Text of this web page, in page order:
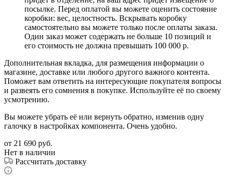
посылке. Перед оплатой вы можете оценить состояние
коробки: вес, целостность. Вскрывать коробку
самостоятельно вы можете только после оплаты заказа.
Один заказ может содержать не больше 10 позиций и
его стоимость не должна превышать 100 000 р.
Дополнительная вкладка, для размещения информации о
магазине, доставке или любого другого важного контента.
Поможет вам ответить на интересующие покупателя вопросы
и развеять его сомнения в покупке. Используйте её по своему
усмотрению.
Вы можете убрать её или вернуть обратно, изменив одну
галочку в настройках компонента. Очень удобно.
от 21 690 руб.
Нет в наличии
Рассчитать доставку